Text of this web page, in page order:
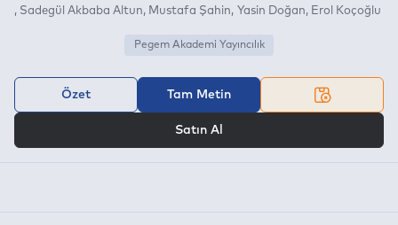
Sadegül Akbaba Altun
Mustafa Şahin Yasin Doğan Erol Koçoğlu
Pegem Akademi Yayıncılık
Özet Tam Metin
Satın Al